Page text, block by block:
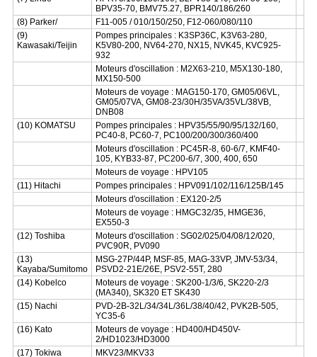
BPV35-70, BMV75.27, BPR140/186/260
(8) Parker/
F11-005 / 010/150/250, F12-060/080/110
(9)
Kawasaki/Teijin
Pompes principales : K3SP36C, K3V63-280,
K5V80-200, NV64-270, NX15, NVK45, KVC925-
932
Moteurs d'oscillation : M2X63-210, M5X130-180,
MX150-500
Moteurs de voyage : MAG150-170, GM05/06VL,
GM05/07VA, GM08-23/30H/35VA/35VL/38VB,
DNB08
(10) KOMATSU
Pompes principales : HPV35/55/90/95/132/160,
PC40-8, PC60-7, PC100/200/300/360/400
Moteurs d'oscillation : PC45R-8, 60-6/7, KMF40-
105, KYB33-87, PC200-6/7, 300, 400, 650
Moteurs de voyage : HPV105
(11) Hitachi
Pompes principales : HPV091/102/116/125B/145
Moteurs d'oscillation : EX120-2/5
Moteurs de voyage : HMGC32/35, HMGE36,
EX550-3
(12) Toshiba
Moteurs d'oscillation : SG02/025/04/08/12/020,
PVC90R, PV090
(13)
Kayaba/Sumitomo
MSG-27P/44P, MSF-85, MAG-33VP, JMV-53/34,
PSVD2-21E/26E, PSV2-55T, 280
(14) Kobelco
Moteurs de voyage : SK200-1/3/6, SK220-2/3
(MA340), SK320 ET SK430
(15) Nachi
PVD-2B-32L/34/34L/36L/38/40/42, PVK2B-505,
YC35-6
(16) Kato
Moteurs de voyage : HD400/HD450V-
2/HD1023/HD3000
(17) Tokiwa
MKV23/MKV33